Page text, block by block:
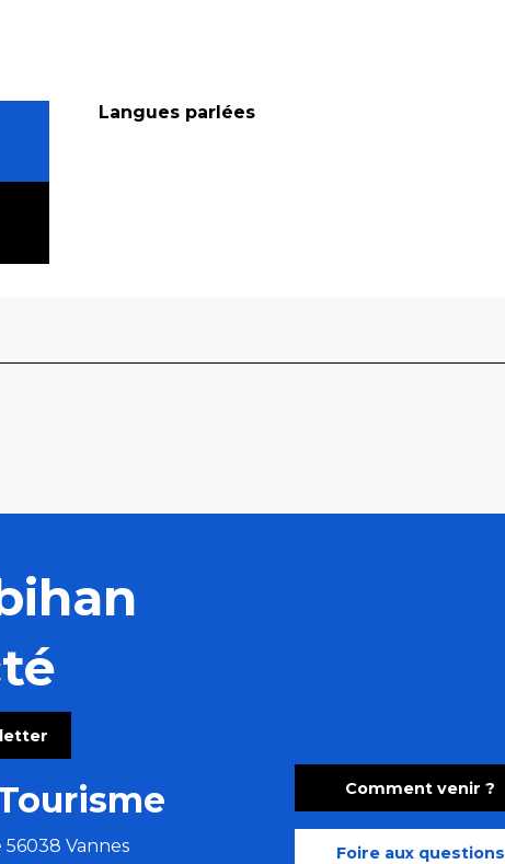
Langues parlées
Langues parlées
Vannes
Comment venir ?
Foire aux questions